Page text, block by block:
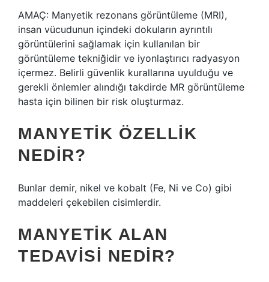
AMAÇ: Manyetik rezonans görüntüleme (MRI),
insan vücudunun içindeki dokuların ayrıntılı
görüntülerini sağlamak için kullanılan bir
görüntüleme tekniğidir ve iyonlaştırıcı radyasyon
içermez. Belirli güvenlik kurallarına uyulduğu ve
gerekli önlemler alındığı takdirde MR görüntüleme
hasta için bilinen bir risk oluşturmaz.
MANYETIK ÖZELLIK
NEDIR?
Bunlar demir, nikel ve kobalt (Fe, Ni ve Co) gibi
maddeleri çekebilen cisimlerdir.
MANYETIK ALAN
TEDAVISI NEDIR?